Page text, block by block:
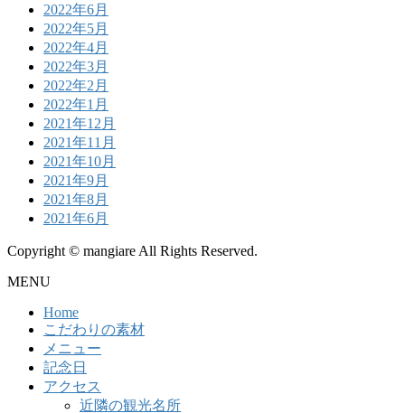
2022年6月
2022年5月
2022年4月
2022年3月
2022年2月
2022年1月
2021年12月
2021年11月
2021年10月
2021年9月
2021年8月
2021年6月
Copyright © mangiare All Rights Reserved.
MENU
Home
こだわりの素材
メニュー
記念日
アクセス
近隣の観光名所